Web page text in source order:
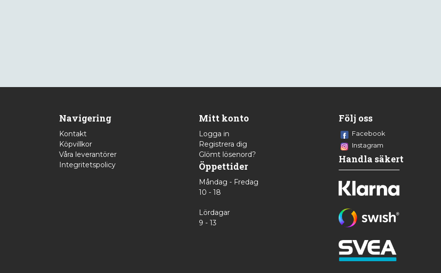
Navigering
Kontakt
Köpvillkor
Våra leverantörer
Integritetspolicy
Mitt konto
Logga in
Registrera dig
Glömt lösenord?
Öppettider
Måndag - Fredag
10 - 18
Lördagar
9 - 13
Följ oss
Facebook
Instagram
Handla säkert